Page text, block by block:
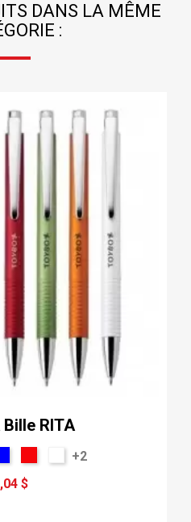
DANS LA MÊME
:
RITA
+2
$